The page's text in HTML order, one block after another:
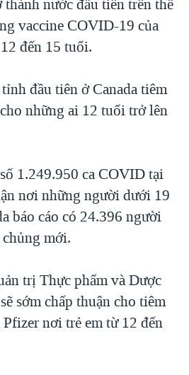
Ở VIỆT NAM
KIM TẠI VIỆT NAM
SÓNG TRỘM HẢI SÂM
VỌNG TỪ NÔNG THÔN MỸ
nước đầu tiên trên thế
vaccine COVID-19 của
đến 15 tuổi.
đầu tiên ở Canada tiêm
những ai 12 tuổi trở lên
1.249.950 ca COVID tại
nơi những người dưới 19
báo cáo có 24.396 người
mới.
trị Thực phẩm và Dược
sớm chấp thuận cho tiêm
nơi trẻ em từ 12 đến